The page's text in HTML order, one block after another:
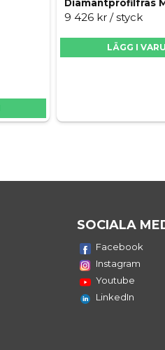
9 426 kr / styck
LÄGG I
SOCIALA
Facebook
Instagram
Youtube
LinkedIn